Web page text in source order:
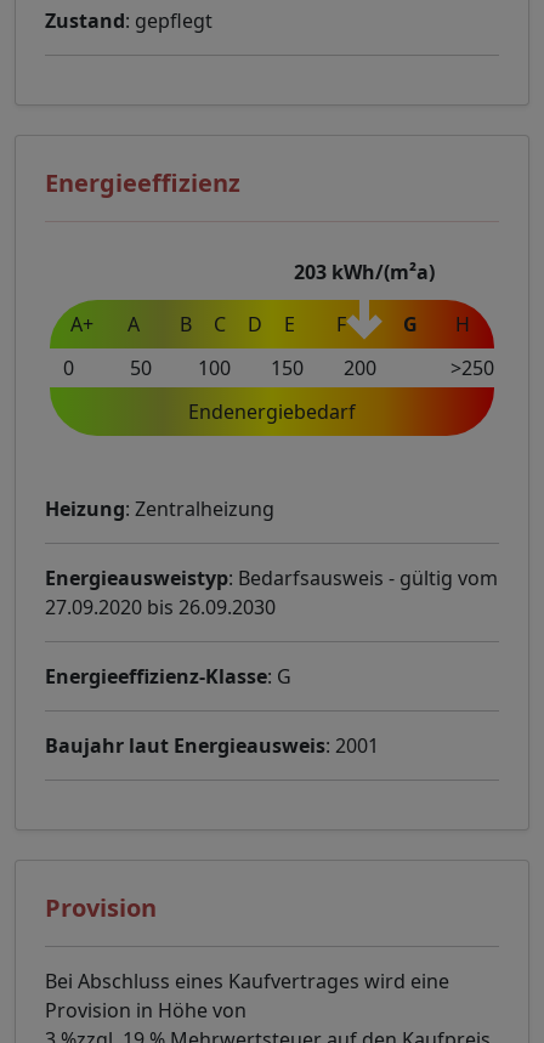
Zustand: gepflegt
Energieeffizienz
A+ A B C D E F G H
203 kWh/(m²a)
0 50 100 150 200
>250
Endenergiebedarf
Heizung: Zentralheizung
Energieausweistyp: Bedarfsausweis - gültig vom
27.09.2020 bis 26.09.2030
Energieeffizienz-Klasse: G
Baujahr laut Energieausweis: 2001
Provision
Bei Abschluss eines Kaufvertrages wird eine
Provision in Höhe von